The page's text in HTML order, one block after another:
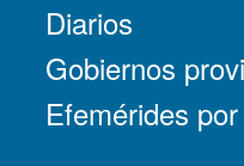
Diarios
Gobiernos
Efemérides